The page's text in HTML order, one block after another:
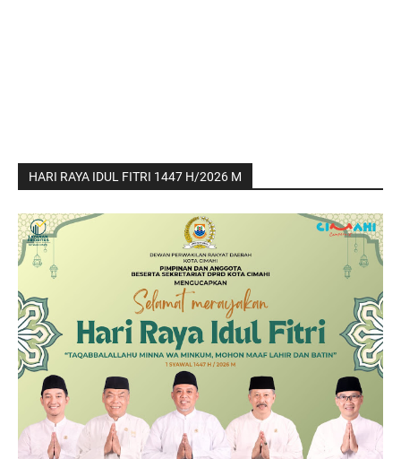
HARI RAYA IDUL FITRI 1447 H/2026 M